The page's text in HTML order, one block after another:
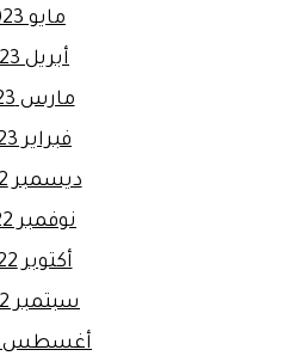
مايو 2023
أبريل 2023
مارس 2023
فبراير 2023
ديسمبر 2022
نوفمبر 2022
أكتوبر 2022
سبتمبر 2022
أغسطس 2022